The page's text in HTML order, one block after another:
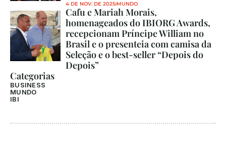
4 DE NOV. DE 2025 MUNDO
Cafu e Mariah Morais,
homenageados do IBIORG Awards,
recepcionam Príncipe William no
Brasil e o presenteia com camisa da
Seleção e o best-seller “Depois do
Depois”
Categorias
BUSINESS
MUNDO
IBI